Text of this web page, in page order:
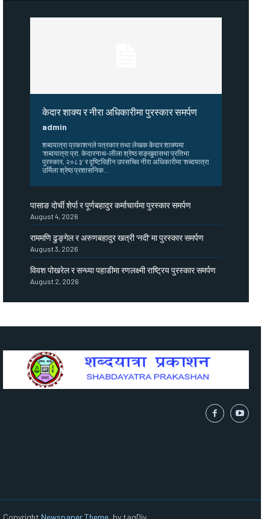
केदार शाक्य र नीरा अधिकारीमा पुरस्कार समर्पण
admin
शब्दयात्रा प्रकाशनले पत्रकार तथा लेखक केदार शाक्यमा
‘शब्दयात्रा प्रा. केदारनाथ–लीला श्रेष्ठ सङ्खुवासभा प्रतिभा
पुरस्कार, २०८३’ र दृष्टिविहीन उपसचिव नीरा अधिकारीमा ‘शब्दयात्रा
उर्मिला श्रेष्ठ प्रशासनिक...
पासाङ दोर्ची शेर्पा र पूर्णबहादुर कर्माचार्यमा पुरस्कार समर्पण
August 4, 2026
राममणि ढुङ्गेल र अरुणबहादुर खत्री ‘नदी’ मा पुरस्कार समर्पण
August 3, 2026
विवश पोखरेल र सन्ध्या पहाडीमा रणलक्ष्मी राष्ट्रिय पुरस्कार समर्पण
August 2, 2026
Copyright Newspaper Theme , by tagDiv.